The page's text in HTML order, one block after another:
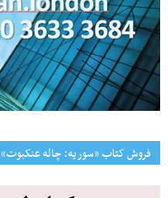
فروش کتاب «سوریه: چاله عنکبوت»